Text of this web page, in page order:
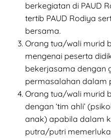
berkegiatan di PAUD
tertib PAUD Rodiya
bersama.
Orang tua/wali murid
mengenai peserta
bekerjasama dengan
permasalahan dalam
Orang tua/wali murid
dengan ‘tim ahli’
anak) apabila dalam
putra/putri